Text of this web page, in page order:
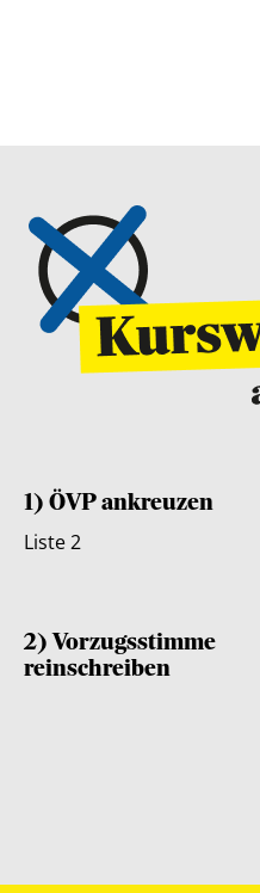
1) ÖVP ankreuzen
Liste 2
2) Vorzugsstimme
reinschreiben